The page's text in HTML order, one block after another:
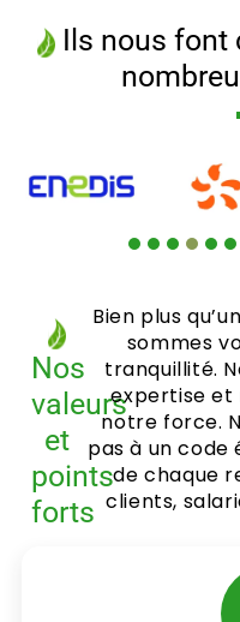
Ils nous font
Nos
valeurs
et
points
forts
Bien plus
sommes
tranquillité.
expertise
notre force.
pas à un code
de chaque
clients,